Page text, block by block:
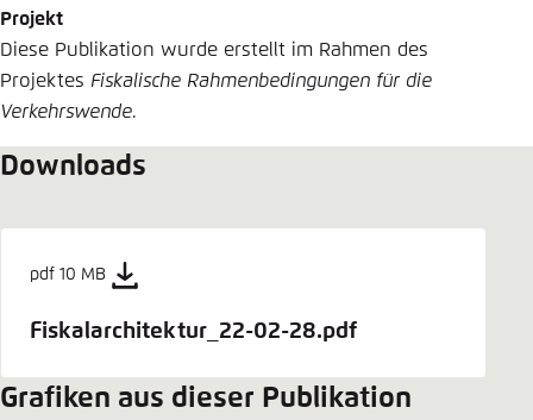
Projekt
Diese Publikation wurde erstellt im Rahmen des
Projektes Fiskalische Rahmenbedingungen für die
Verkehrswende.
Downloads
pdf 10 MB
Fiskalarchitektur_22-02-28.pdf
Grafiken aus dieser Publikation